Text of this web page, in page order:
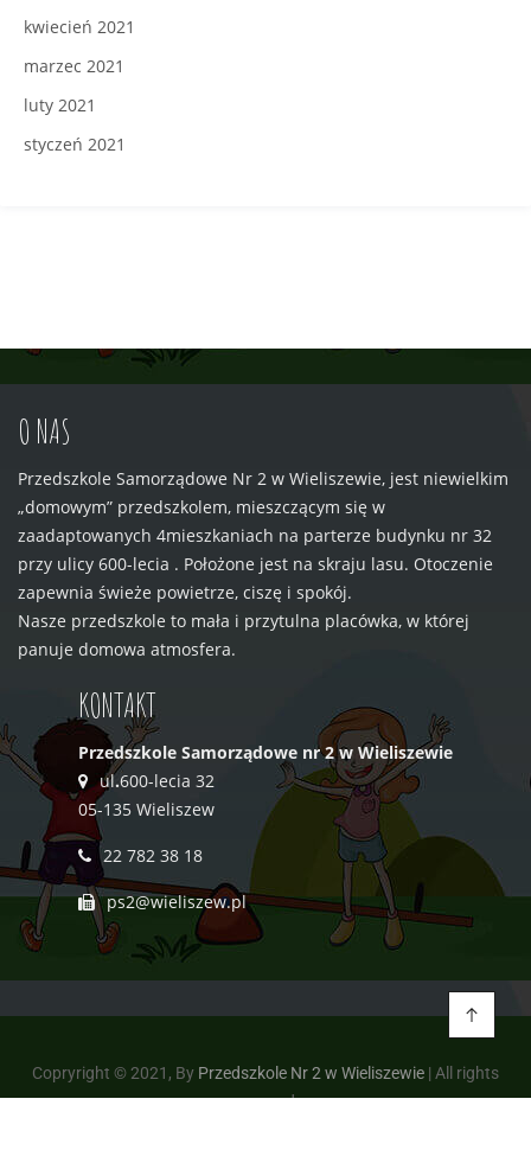
kwiecień 2021
marzec 2021
luty 2021
styczeń 2021
O NAS
Przedszkole Samorządowe Nr 2 w Wieliszewie, jest niewielkim
„domowym” przedszkolem, mieszczącym się w
zaadaptowanych 4mieszkaniach na parterze budynku nr 32
przy ulicy 600-lecia . Położone jest na skraju lasu. Otoczenie
zapewnia świeże powietrze, ciszę i spokój.
Nasze przedszkole to mała i przytulna placówka, w której
panuje domowa atmosfera.
KONTAKT
Przedszkole Samorządowe nr 2 w Wieliszewie
ul.600-lecia 32
05-135 Wieliszew
22 782 38 18
ps2@wieliszew.pl
Copryright © 2021, By Przedszkole Nr 2 w Wieliszewie | All rights
reserved.